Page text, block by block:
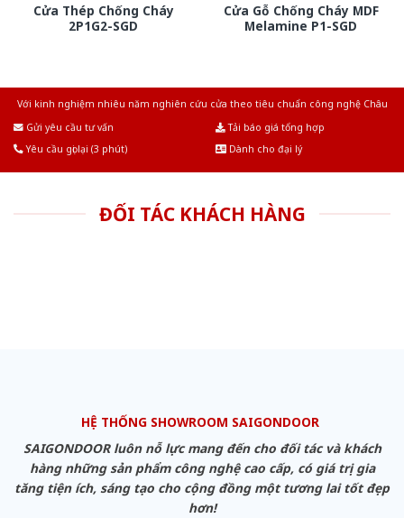
Cửa Thép Chống Cháy
2P1G2-SGD
Cửa Gỗ Chống Cháy MDF
Melamine P1-SGD
Với kinh nghiệm nhiêu năm nghiên cứu cửa theo tiêu chuẩn công nghệ Châu
Gửi yêu cầu tư vấn
Tải báo giá tổng hợp
Yêu cầu gọi lại (3 phút)
Dành cho đại lý
ĐỐI TÁC KHÁCH HÀNG
HỆ THỐNG SHOWROOM SAIGONDOOR
SAIGONDOOR luôn nỗ lực mang đến cho đối tác và khách
hàng những sản phẩm công nghệ cao cấp, có giá trị gia
tăng tiện ích, sáng tạo cho cộng đồng một tương lai tốt đẹp
hơn!